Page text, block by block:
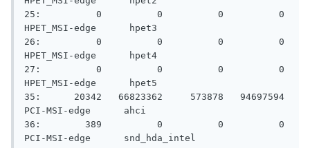
25:          0          0          0          0
HPET_MSI-edge      hpet3
26:          0          0          0          0
HPET_MSI-edge      hpet4
27:          0          0          0          0
HPET_MSI-edge      hpet5
35:      20342   66823362     573878   94697594
PCI-MSI-edge      ahci
36:        389          0          0          0
PCI-MSI-edge      snd_hda_intel